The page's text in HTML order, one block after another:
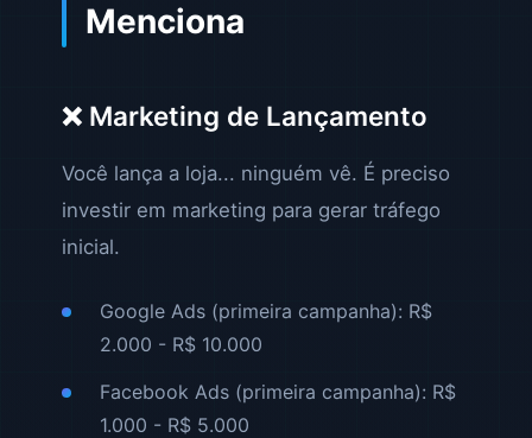
Menciona
❌ Marketing de Lançamento
Você lança a loja... ninguém vê. É preciso
investir em marketing para gerar tráfego
inicial.
Google Ads (primeira campanha): R$
2.000 - R$ 10.000
Facebook Ads (primeira campanha): R$
1.000 - R$ 5.000